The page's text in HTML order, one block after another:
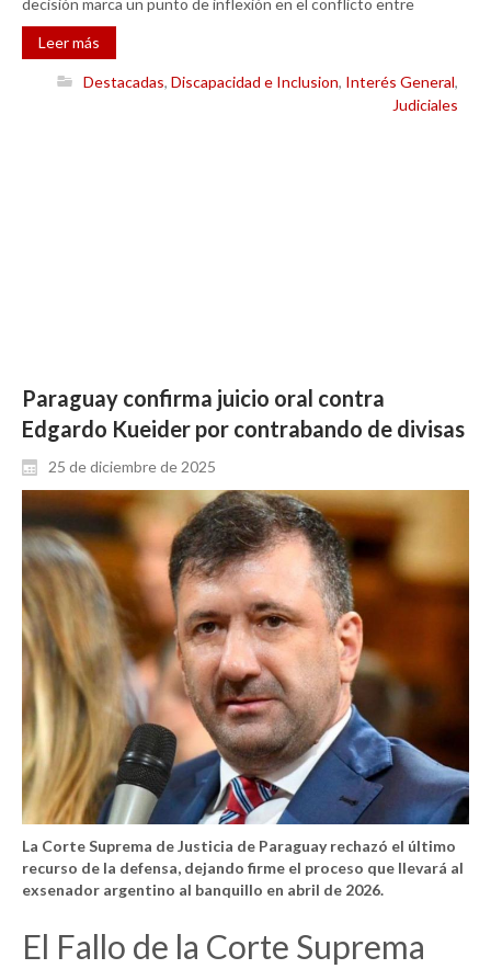
Leer más
Destacadas, Discapacidad e Inclusion, Interés General,
Judiciales
Paraguay confirma juicio oral contra
Edgardo Kueider por contrabando de divisas
25 de diciembre de 2025
La Corte Suprema de Justicia de Paraguay rechazó el último
recurso de la defensa, dejando firme el proceso que llevará al
exsenador argentino al banquillo en abril de 2026.
El Fallo de la Corte Suprema